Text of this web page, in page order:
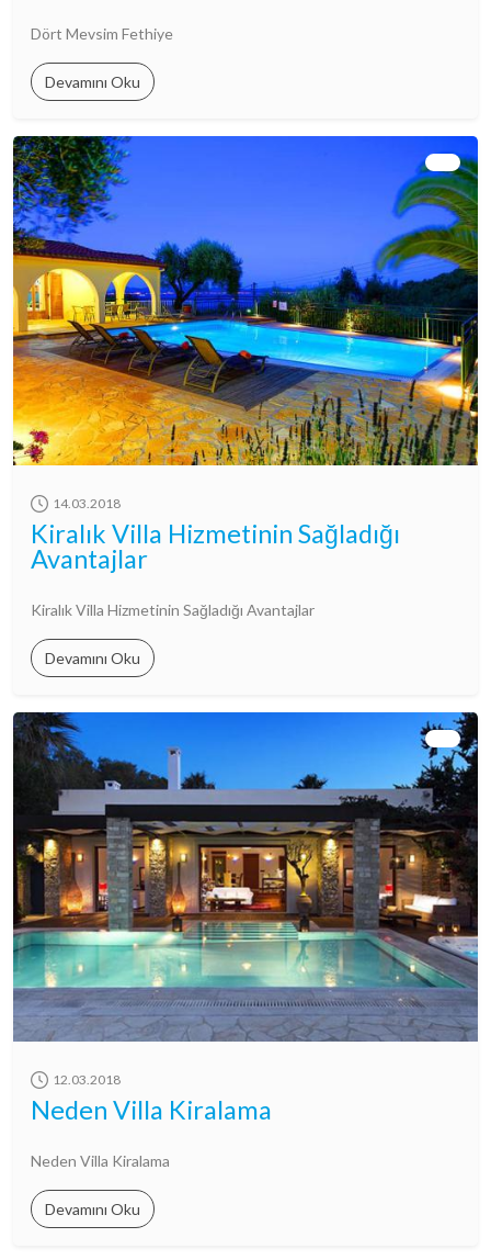
Dört Mevsim Fethiye
Devamını Oku
14.03.2018
Kiralık Villa Hizmetinin Sağladığı
Avantajlar
Kiralık Villa Hizmetinin Sağladığı Avantajlar
Devamını Oku
12.03.2018
Neden Villa Kiralama
Neden Villa Kiralama
Devamını Oku